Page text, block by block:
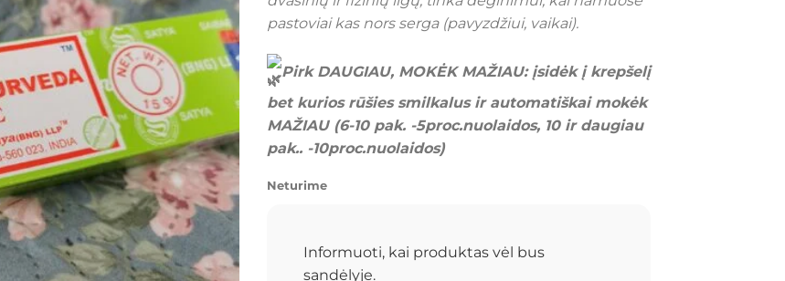
€4.00.€3.00.
pastoviai kas nors serga (pavyzdžiui, vaikai).
Pirk DAUGIAU, MOKĖK MAŽIAU: įsidėk į krepšelį
bet kurios rūšies smilkalus ir automatiškai mokėk
MAŽIAU (6-10 pak. -5proc.nuolaidos, 10 ir daugiau
pak.. -10proc.nuolaidos)
Neturime
Informuoti, kai produktas vėl bus
sandėlyje.